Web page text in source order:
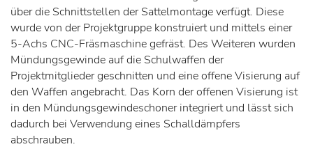
über die Schnittstellen der Sattelmontage verfügt. Diese
wurde von der Projektgruppe konstruiert und mittels einer
5-Achs CNC-Fräsmaschine gefräst. Des Weiteren wurden
Mündungsgewinde auf die Schulwaffen der
Projektmitglieder geschnitten und eine offene Visierung auf
den Waffen angebracht. Das Korn der offenen Visierung ist
in den Mündungsgewindeschoner integriert und lässt sich
dadurch bei Verwendung eines Schalldämpfers
abschrauben.